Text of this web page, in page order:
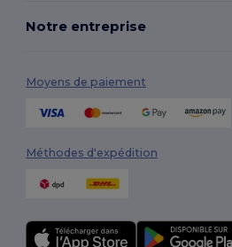
Notre entreprise
Moyens de paiement
Méthodes d'expédition